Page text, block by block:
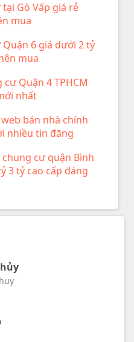
Gò Vấp giá rẻ
mua
6 giá dưới 2 tỷ
mua
Quận 4 TPHCM
nhất
bán nhà chính
nhiều tin đăng
cư quận Bình
3 tỷ cao cấp đáng